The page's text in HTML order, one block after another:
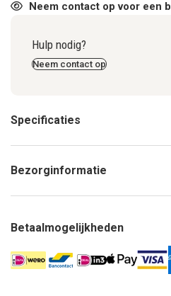
Neem contact op voor een
Hulp nodig?
Neem contact op
Specificaties
Bezorginformatie
Betaalmogelijkheden